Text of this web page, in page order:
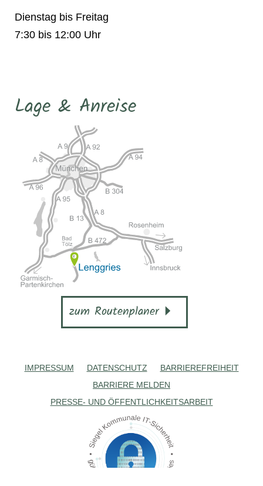
Dienstag bis Freitag
7:30 bis 12:00 Uhr
Lage & Anreise
zum Routenplaner
IMPRESSUM DATENSCHUTZ
BARRIEREFREIHEIT
BARRIERE MELDEN
PRESSE- UND ÖFFENTLICHKEITSARBEIT